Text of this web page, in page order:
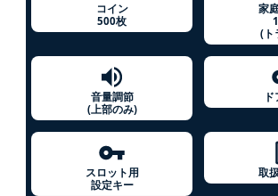
コイン
500枚
家
(ト
音量調節
(上部のみ)
スロット用
設定キー
取